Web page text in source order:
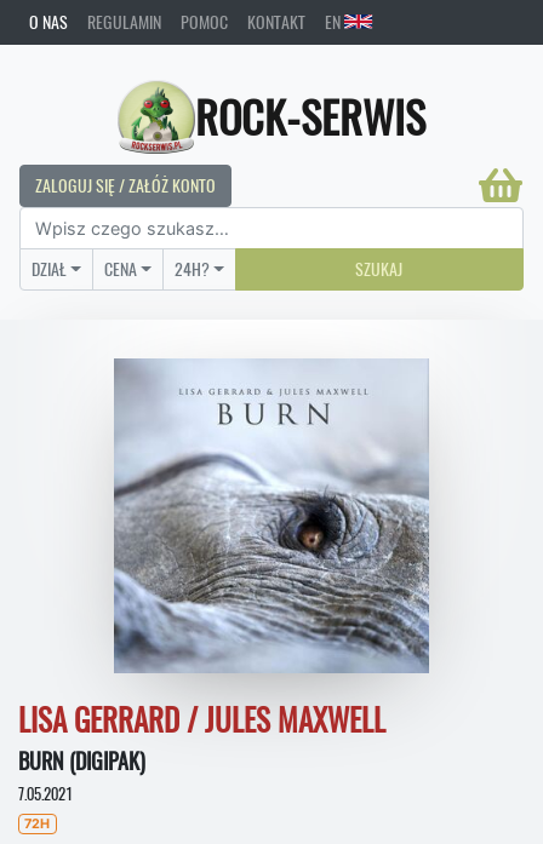
O NAS REGULAMIN POMOC KONTAKT EN
ROCK-SERWIS
ZALOGUJ SIĘ / ZAŁÓŻ KONTO
DZIAŁ CENA 24H? SZUKAJ
LISA GERRARD / JULES MAXWELL
BURN (DIGIPAK)
7.05.2021
72H